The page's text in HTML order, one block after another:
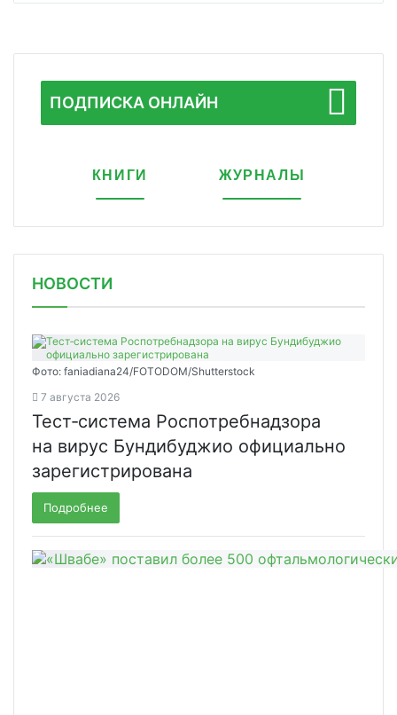
ПОДПИСКА ОНЛАЙН
КНИГИ ЖУРНАЛЫ
НОВОСТИ
Фото: faniadiana24/FOTODOM/Shutterstock
7 августа 2026
Тест‑система Роспотребнадзора
на вирус Бундибуджио официально
зарегистрирована
Подробнее